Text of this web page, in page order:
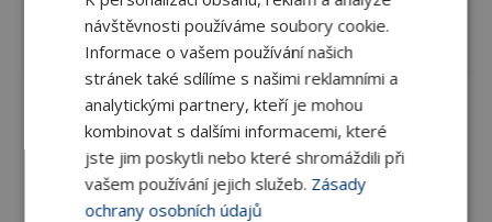
k RTL
ventilu,
Připojovací
šroubení
DN 15
vnější závit
k RTL
127.Ni.Hyd 132 Kč
návštěvnosti používáme soubory cookie.
Informace o vašem používání našich
stránek také sdílíme s našimi reklamními a
analytickými partnery, kteří je mohou
kombinovat s dalšími informacemi, které
jste jim poskytli nebo které shromáždili při
vašem používání jejich služeb. Zásady
ochrany osobních údajů